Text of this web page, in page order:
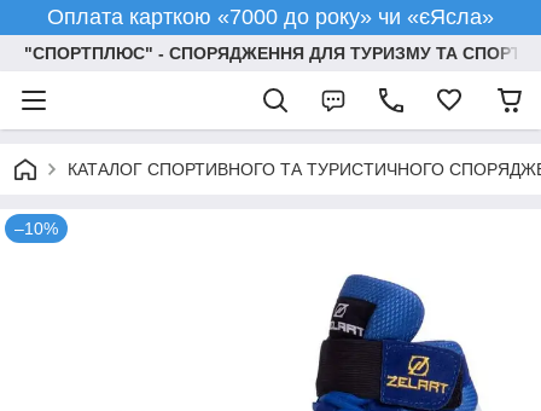
Оплата карткою «7000 до року» чи «єЯсла»
"СПОРТПЛЮС" - СПОРЯДЖЕННЯ ДЛЯ ТУРИЗМУ ТА СПОРТУ
КАТАЛОГ СПОРТИВНОГО ТА ТУРИСТИЧНОГО
–10%